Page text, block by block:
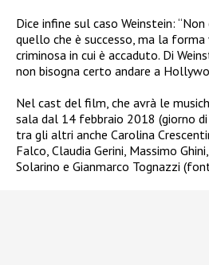
Dice infine sul caso Weinstein:
quello che è successo, ma la
criminosa in cui è accaduto. Di
non bisogna certo andare a
Nel cast del film, che avrà le
sala dal 14 febbraio 2018 (giorno di
tra gli altri anche Carolina
Falco, Claudia Gerini, Massimo
Solarino e Gianmarco Tognazzi